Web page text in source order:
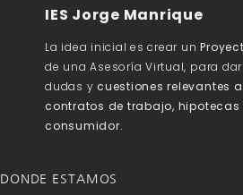
IES Jorge Manrique
La idea inicial es crear un
de una Asesoría Virtual, para
dudas y cuestiones relevantes
contratos de trabajo, hipotecas
consumidor.
DONDE ESTAMOS